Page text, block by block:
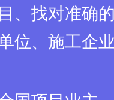
、找对准确
位、施工企